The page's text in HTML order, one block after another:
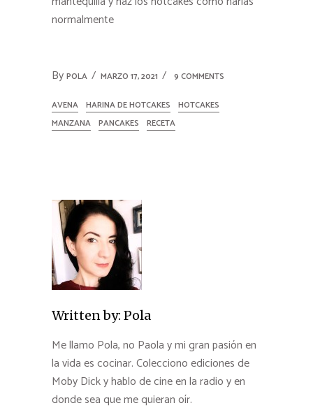
normalmente
By POLA MARZO 17, 2021 9 COMMENTS
AVENA HARINA DE HOTCAKES
HOTCAKES
MANZANA PANCAKES RECETA
Written by: Pola
Me llamo Pola, no Paola y mi gran pasión en
la vida es cocinar. Colecciono ediciones de
Moby Dick y hablo de cine en la radio y en
donde sea que me quieran oír.